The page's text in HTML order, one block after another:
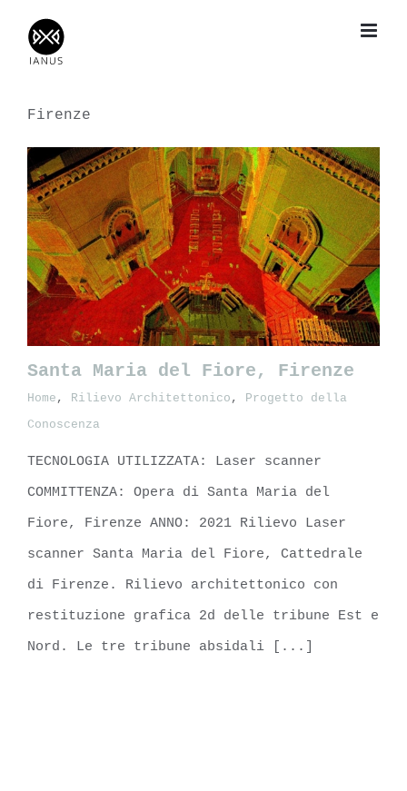
Firenze
Santa Maria del Fiore, Firenze
Home , Rilievo Architettonico , Progetto della
Conoscenza
TECNOLOGIA UTILIZZATA: Laser scanner
COMMITTENZA: Opera di Santa Maria del
Fiore, Firenze ANNO: 2021 Rilievo Laser
scanner Santa Maria del Fiore, Cattedrale
di Firenze. Rilievo architettonico con
restituzione grafica 2d delle tribune Est e
Nord. Le tre tribune absidali [...]